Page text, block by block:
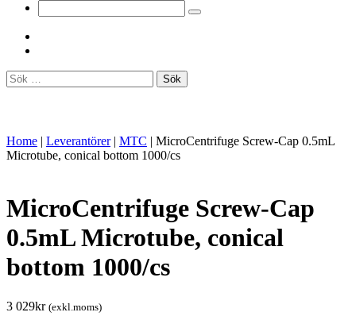
Sök
efter:
Home | Leverantörer | MTC | MicroCentrifuge Screw-Cap 0.5mL
Microtube, conical bottom 1000/cs
MicroCentrifuge Screw-Cap
0.5mL Microtube, conical
bottom 1000/cs
3 029kr (exkl.moms)